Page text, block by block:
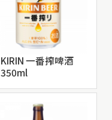
KIRIN 一番搾啤酒
350ml